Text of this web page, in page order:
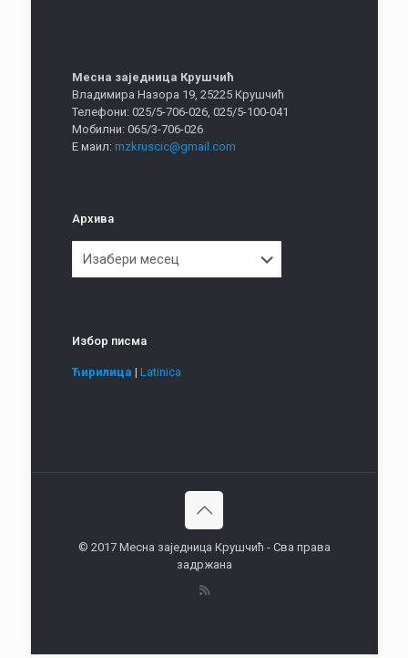
Месна заједница Крушчић
Владимира Назора 19, 25225 Крушчић
Телефони: 025/5-706-026, 025/5-100-041
Мобилни: 065/3-706-026
Е маил: mzkruscic@gmail.com
Архива
Избор писма
Ћирилица | Latinica
© 2017 Месна заједница Крушчић - Сва права
задржана